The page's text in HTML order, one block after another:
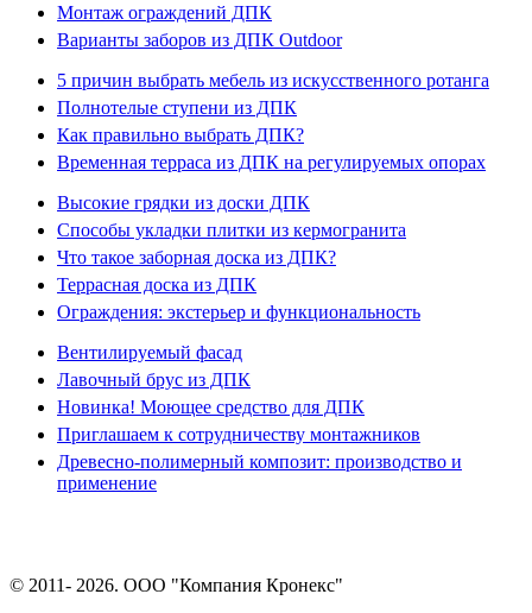
Монтаж ограждений ДПК
Варианты заборов из ДПК Outdoor
5 причин выбрать мебель из искусственного ротанга
Полнотелые ступени из ДПК
Как правильно выбрать ДПК?
Временная терраса из ДПК на регулируемых опорах
Высокие грядки из доски ДПК
Способы укладки плитки из кермогранита
Что такое заборная доска из ДПК?
Террасная доска из ДПК
Ограждения: экстерьер и функциональность
Вентилируемый фасад
Лавочный брус из ДПК
Новинка! Моющее средство для ДПК
Приглашаем к сотрудничеству монтажников
Древесно-полимерный композит: производство и
применение
© 2011- 2026. ООО "Компания Кронекс"